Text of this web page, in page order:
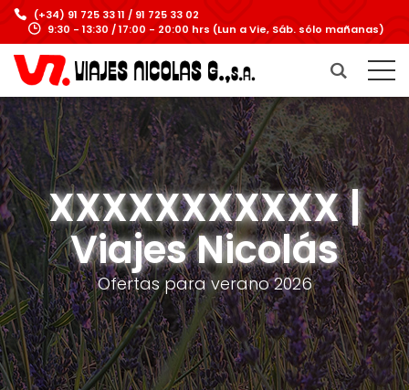
(+34) 91 725 33 11 / 91 725 33 02
9:30 - 13:30 / 17:00 - 20:00 hrs (Lun a Vie, Sáb. sólo mañanas)
XXXXXXXXXXX |
Viajes Nicolás
Ofertas para verano 2026